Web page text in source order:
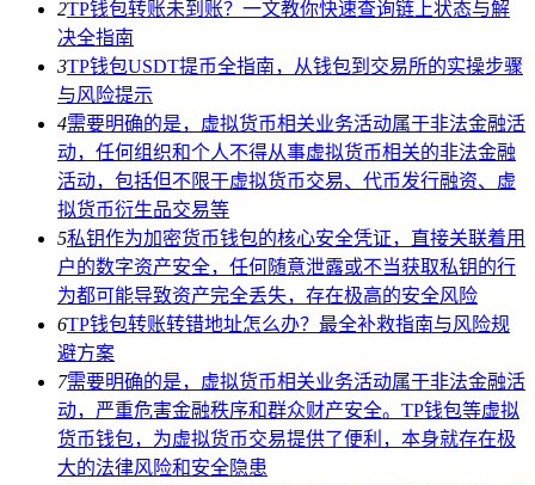
2TP钱包转账未到账？一文教你快速查询链上状态与解
决全指南
3TP钱包USDT提币全指南，从钱包到交易所的实操步骤
与风险提示
4需要明确的是，虚拟货币相关业务活动属于非法金融活
动，任何组织和个人不得从事虚拟货币相关的非法金融
活动，包括但不限于虚拟货币交易、代币发行融资、虚
拟货币衍生品交易等
5私钥作为加密货币钱包的核心安全凭证，直接关联着用
户的数字资产安全，任何随意泄露或不当获取私钥的行
为都可能导致资产完全丢失，存在极高的安全风险
6TP钱包转账转错地址怎么办？最全补救指南与风险规
避方案
7需要明确的是，虚拟货币相关业务活动属于非法金融活
动，严重危害金融秩序和群众财产安全。TP钱包等虚拟
货币钱包，为虚拟货币交易提供了便利，本身就存在极
大的法律风险和安全隐患